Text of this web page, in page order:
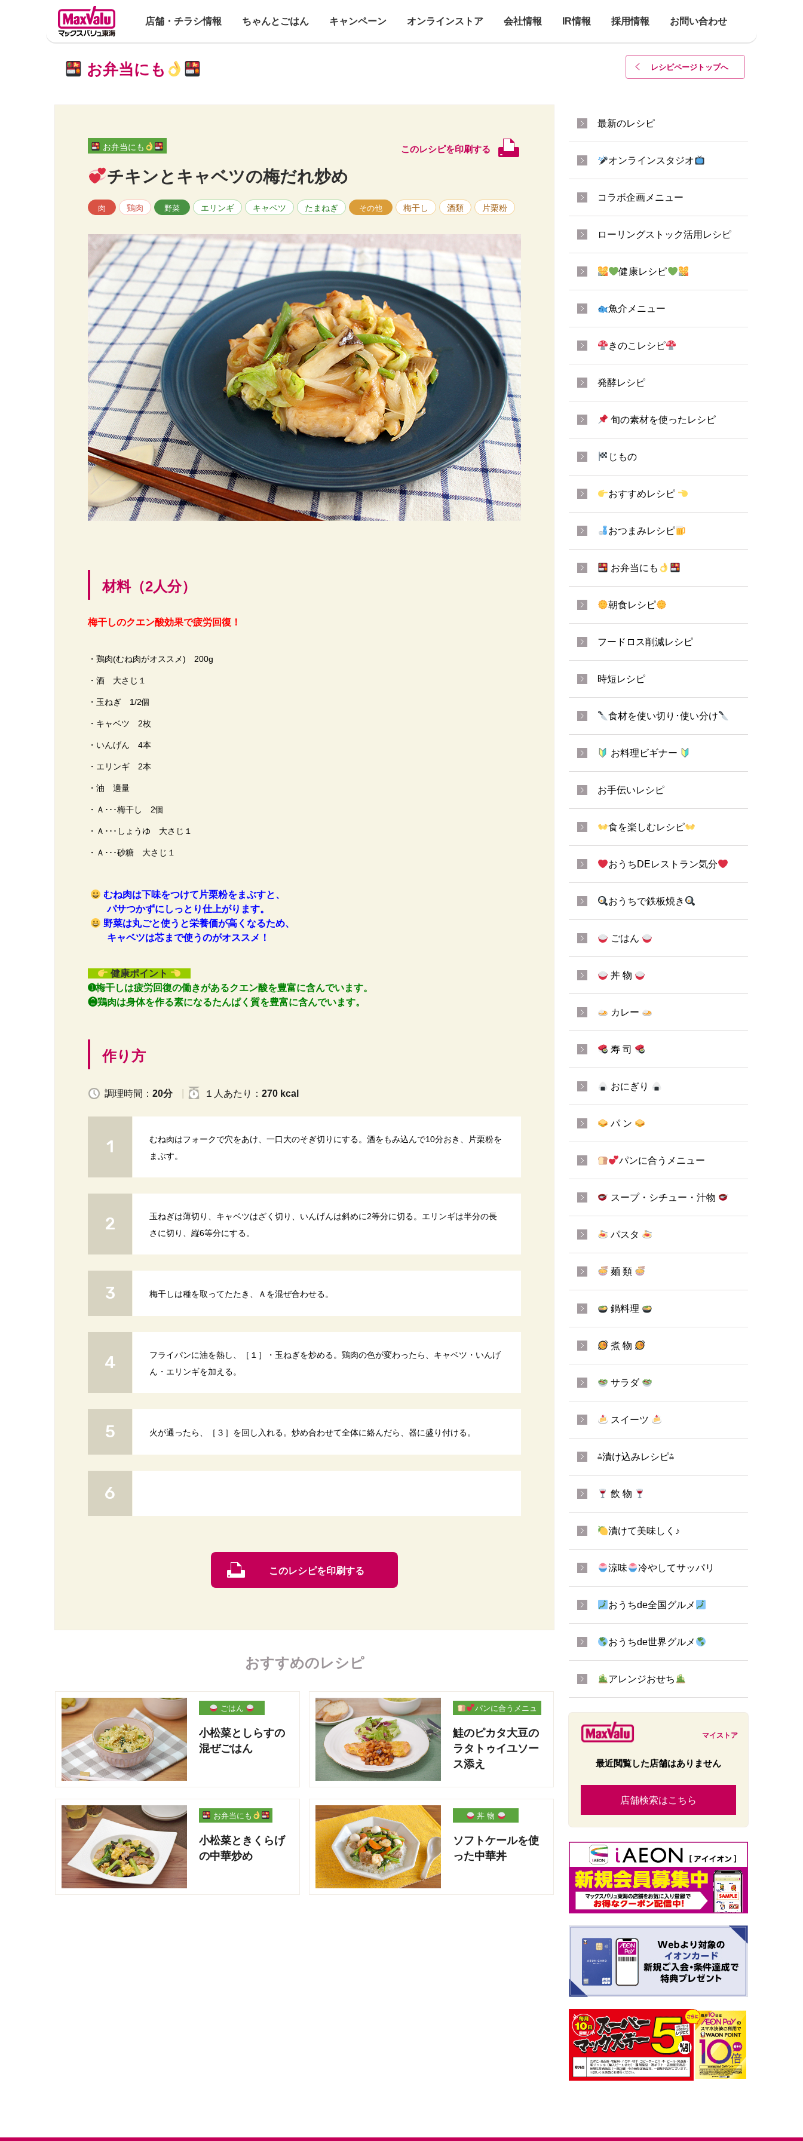
店舗・チラシ情報 ちゃんとごはん キャンペーン オンラインストア 会社情報 IR情報 採用情報 お問い合わせ
レシピページトップへ
お弁当にも
お弁当にも このレシピを印刷する
チキンとキャベツの梅だれ炒め
肉 鶏肉 野菜 エリンギ キャベツ たまねぎ その他 梅干し 酒類 片栗粉
材料（2人分）
梅干しのクエン酸効果で疲労回復！
・鶏肉(むね肉がオススメ) 200g
・酒 大さじ１
・玉ねぎ 1/2個
・キャベツ 2枚
・いんげん 4本
・エリンギ 2本
・油 適量
・Ａ･･･梅干し 2個
・Ａ･･･しょうゆ 大さじ１
・Ａ･･･砂糖 大さじ１
むね肉は下味をつけて片栗粉をまぶすと、
パサつかずにしっとり仕上がります。
野菜は丸ごと使うと栄養価が高くなるため、
キャベツは芯まで使うのがオススメ！
健康ポイント
➊梅干しは疲労回復の働きがあるクエン酸を豊富に含んでいます。
❷鶏肉は身体を作る素になるたんぱく質を豊富に含んでいます。
作り方
調理時間： 20分 １人 あたり ： 270 kcal
むね肉はフォークで穴をあけ、一口大のそぎ切りにする。酒をもみ込んで10分おき、片栗粉を
まぶす。
玉ねぎは薄切り、キャベツはざく切り、いんげんは斜めに2等分に切る。エリンギは半分の長
さに切り、縦6等分にする。
梅干しは種を取ってたたき、Ａを混ぜ合わせる。
フライパンに油を熱し、［１］・玉ねぎを炒める。鶏肉の色が変わったら、キャベツ・いんげ
ん・エリンギを加える。
火が通ったら、［３］を回し入れる。炒め合わせて全体に絡んだら、器に盛り付ける。
このレシピを印刷する
おすすめのレシピ
ごはん
小松菜としらすの
混ぜごはん
パンに合うメニュ
鮭のピカタ大豆の
ラタトゥイユソー
ス添え
お弁当にも
小松菜ときくらげ
の中華炒め
丼 物
ソフトケールを使
った中華丼
最新のレシピ
オンラインスタジオ
コラボ企画メニュー
ローリングストック活用レシピ
健康レシピ
魚介メニュー
きのこレシピ
発酵レシピ
旬の素材を使ったレシピ
じもの
おすすめレシピ
おつまみレシピ
お弁当にも
朝食レシピ
フードロス削減レシピ
時短レシピ
食材を使い切り･使い分け
お料理ビギナー
お手伝いレシピ
食を楽しむレシピ
おうちDEレストラン気分
おうちで鉄板焼き
ごはん
丼 物
カレー
寿 司
おにぎり
パ ン
パンに合うメニュー
スープ・シチュー・汁物
パスタ
麺 類
鍋料理
煮 物
サラダ
スイーツ
⁂漬け込みレシピ⁂
飲 物
漬けて美味しく♪
涼味 冷やしてサッパリ
おうちde全国グルメ
おうちde世界グルメ
アレンジおせち
マイストア
最近閲覧した店舗はありません
店舗検索はこちら